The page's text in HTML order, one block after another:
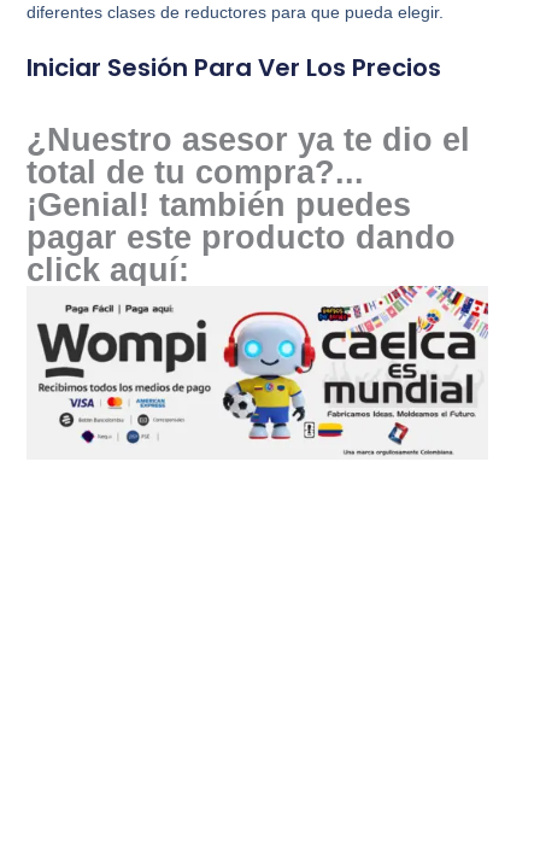
diferentes clases de reductores para que pueda elegir.
Iniciar Sesión Para Ver Los Precios
¿Nuestro asesor ya te dio el
total de tu compra?...
¡Genial! también puedes
pagar este producto dando
click aquí: